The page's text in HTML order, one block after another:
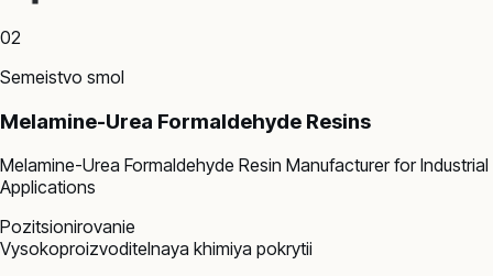
02
Semeistvo smol
Melamine-Urea Formaldehyde Resins
Melamine-Urea Formaldehyde Resin Manufacturer for Industrial
Applications
Pozitsionirovanie
Vysokoproizvoditelnaya khimiya pokrytii